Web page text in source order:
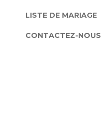
LISTE DE MARIAGE
CONTACTEZ-NOUS